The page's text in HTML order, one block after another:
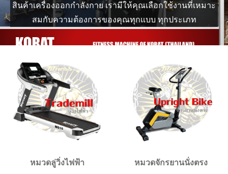
สินค้าเครื่องออกกำลังกาย เรามีให้คุณเลือกใช้งานที่เหมาะ
สมกับความต้องการของคุณทุกแบบ ทุกประเภท
หมวดลู่วิ่งไฟฟ้า หมวดจักรยานนั่งตรง